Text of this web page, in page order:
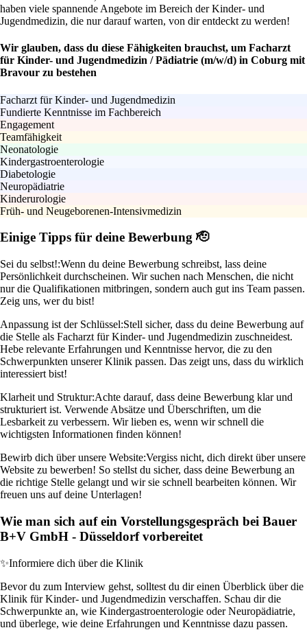
haben viele spannende Angebote im Bereich der Kinder- und
Jugendmedizin, die nur darauf warten, von dir entdeckt zu werden!
Wir glauben, dass du diese Fähigkeiten brauchst, um Facharzt
für Kinder- und Jugendmedizin / Pädiatrie (m/w/d) in Coburg mit
Bravour zu bestehen
Facharzt für Kinder- und Jugendmedizin
Fundierte Kenntnisse im Fachbereich
Engagement
Teamfähigkeit
Neonatologie
Kindergastroenterologie
Diabetologie
Neuropädiatrie
Kinderurologie
Früh- und Neugeborenen-Intensivmedizin
Einige Tipps für deine Bewerbung 🫡
Sei du selbst!:Wenn du deine Bewerbung schreibst, lass deine
Persönlichkeit durchscheinen. Wir suchen nach Menschen, die nicht
nur die Qualifikationen mitbringen, sondern auch gut ins Team passen.
Zeig uns, wer du bist!
Anpassung ist der Schlüssel:Stell sicher, dass du deine Bewerbung auf
die Stelle als Facharzt für Kinder- und Jugendmedizin zuschneidest.
Hebe relevante Erfahrungen und Kenntnisse hervor, die zu den
Schwerpunkten unserer Klinik passen. Das zeigt uns, dass du wirklich
interessiert bist!
Klarheit und Struktur:Achte darauf, dass deine Bewerbung klar und
strukturiert ist. Verwende Absätze und Überschriften, um die
Lesbarkeit zu verbessern. Wir lieben es, wenn wir schnell die
wichtigsten Informationen finden können!
Bewirb dich über unsere Website:Vergiss nicht, dich direkt über unsere
Website zu bewerben! So stellst du sicher, dass deine Bewerbung an
die richtige Stelle gelangt und wir sie schnell bearbeiten können. Wir
freuen uns auf deine Unterlagen!
Wie man sich auf ein Vorstellungsgespräch bei Bauer
B+V GmbH - Düsseldorf vorbereitet
✨Informiere dich über die Klinik
Bevor du zum Interview gehst, solltest du dir einen Überblick über die
Klinik für Kinder- und Jugendmedizin verschaffen. Schau dir die
Schwerpunkte an, wie Kindergastroenterologie oder Neuropädiatrie,
und überlege, wie deine Erfahrungen und Kenntnisse dazu passen.